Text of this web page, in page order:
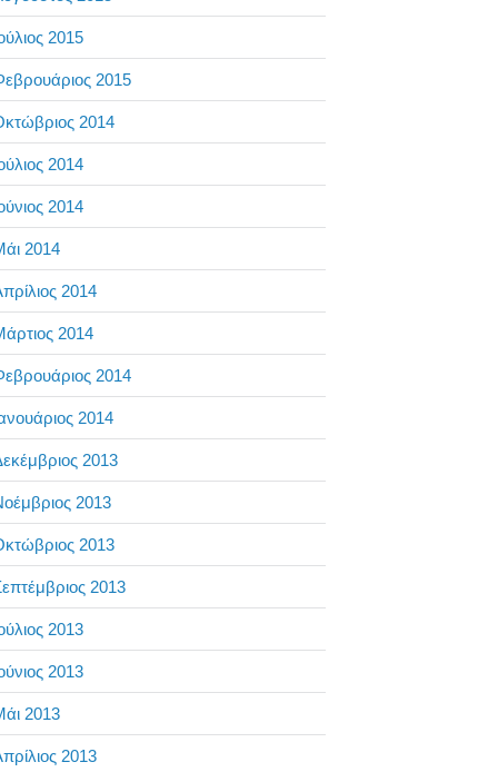
2015
2015
2014
2014
2014
2014
2014
2014
2014
2014
2013
2013
2013
2013
2013
2013
2013
2013